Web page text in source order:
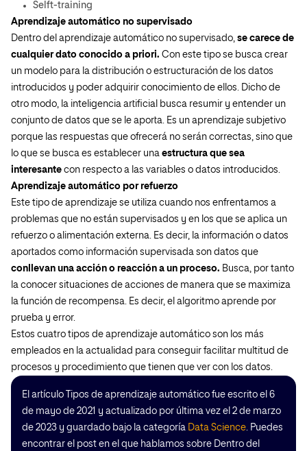
Selft-training
Aprendizaje automático no supervisado
Dentro del aprendizaje automático no supervisado, se carece de
cualquier dato conocido a priori. Con este tipo se busca crear
un modelo para la distribución o estructuración de los datos
introducidos y poder adquirir conocimiento de ellos. Dicho de
otro modo, la inteligencia artificial busca resumir y entender un
conjunto de datos que se le aporta. Es un aprendizaje subjetivo
porque las respuestas que ofrecerá no serán correctas, sino que
lo que se busca es establecer una estructura que sea
interesante con respecto a las variables o datos introducidos.
Aprendizaje automático por refuerzo
Este tipo de aprendizaje se utiliza cuando nos enfrentamos a
problemas que no están supervisados y en los que se aplica un
refuerzo o alimentación externa. Es decir, la información o datos
aportados como información supervisada son datos que
conllevan una acción o reacción a un proceso. Busca, por tanto
la conocer situaciones de acciones de manera que se maximiza
la función de recompensa. Es decir, el algoritmo aprende por
prueba y error.
Estos cuatro tipos de aprendizaje automático son los más
empleados en la actualidad para conseguir facilitar multitud de
procesos y procedimiento que tienen que ver con los datos.
El artículo Tipos de aprendizaje automático fue escrito el 6
de mayo de 2021 y actualizado por última vez el 2 de marzo
de 2023 y guardado bajo la categoría Data Science. Puedes
encontrar el post en el que hablamos sobre Dentro del